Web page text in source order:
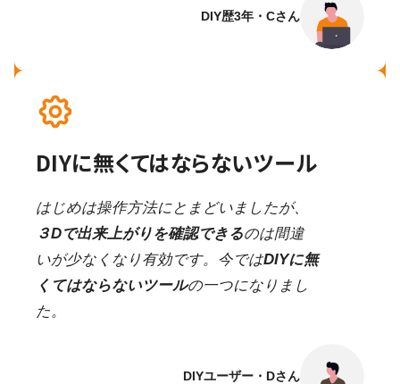
DIY歴3年・Cさん
DIYに無くてはならないツール
はじめは操作方法にとまどいましたが、
３Dで出来上がりを確認できるのは間違
いが少なくなり有効です。今ではDIYに無
くてはならないツールの一つになりまし
た。
DIYユーザー・Dさん